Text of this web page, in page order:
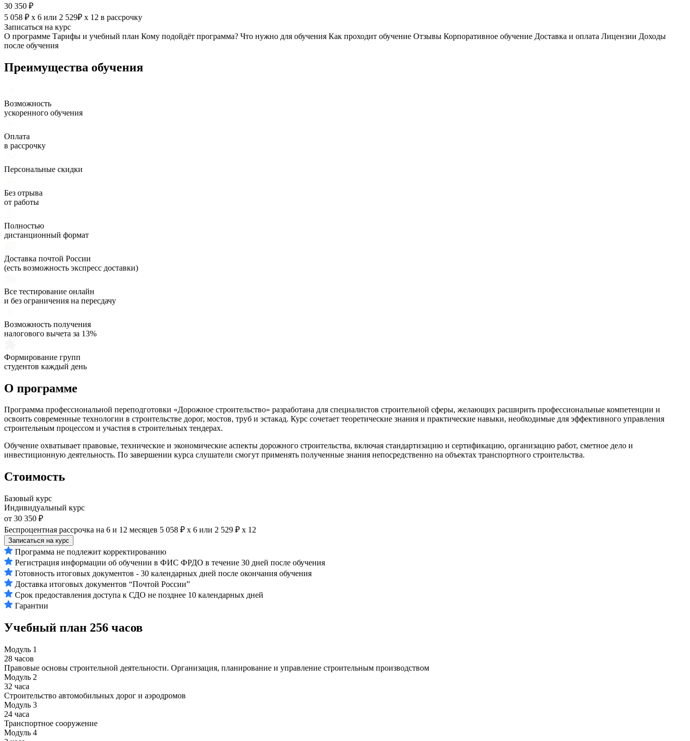
30 350 ₽
5 058 ₽ х 6 или 2 529₽ х 12 в рассрочку
Записаться на курс
О программе Тарифы и учебный план Кому подойдёт программа? Что нужно для обучения Как проходит обучение Отзывы Корпоративное обучение Доставка и оплата Лицензии Доходы
после обучения
Преимущества обучения
Возможность
ускоренного обучения
Оплата
в рассрочку
Персональные скидки
Без отрыва
от работы
Полностью
дистанционный формат
Доставка почтой России
(есть возможность экспресс доставки)
Все тестирование онлайн
и без ограничения на пересдачу
Возможность получения
налогового вычета за 13%
Формирование групп
студентов каждый день
О программе
Программа профессиональной переподготовки «Дорожное строительство» разработана для специалистов строительной сферы, желающих расширить профессиональные компетенции и
освоить современные технологии в строительстве дорог, мостов, труб и эстакад. Курс сочетает теоретические знания и практические навыки, необходимые для эффективного управления
строительным процессом и участия в строительных тендерах.
Обучение охватывает правовые, технические и экономические аспекты дорожного строительства, включая стандартизацию и сертификацию, организацию работ, сметное дело и
инвестиционную деятельность. По завершении курса слушатели смогут применять полученные знания непосредственно на объектах транспортного строительства.
Стоимость
Базовый курс
Индивидуальный курс
от 30 350 ₽
Беспроцентная рассрочка на 6 и 12 месяцев 5 058 ₽ х 6 или 2 529 ₽ х 12
Записаться на курс
Программа не подлежит корректированию
Регистрация информации об обучении в ФИС ФРДО в течение 30 дней после обучения
Готовность итоговых документов - 30 календарных дней после окончания обучения
Доставка итоговых документов “Почтой России”
Срок предоставления доступа к СДО не позднее 10 календарных дней
Гарантии
Учебный план 256 часов
Модуль 1
28 часов
Правовые основы строительной деятельности. Организация, планирование и управление строительным производством
Модуль 2
32 часа
Строительство автомобильных дорог и аэродромов
Модуль 3
24 часа
Транспортное сооружение
Модуль 4